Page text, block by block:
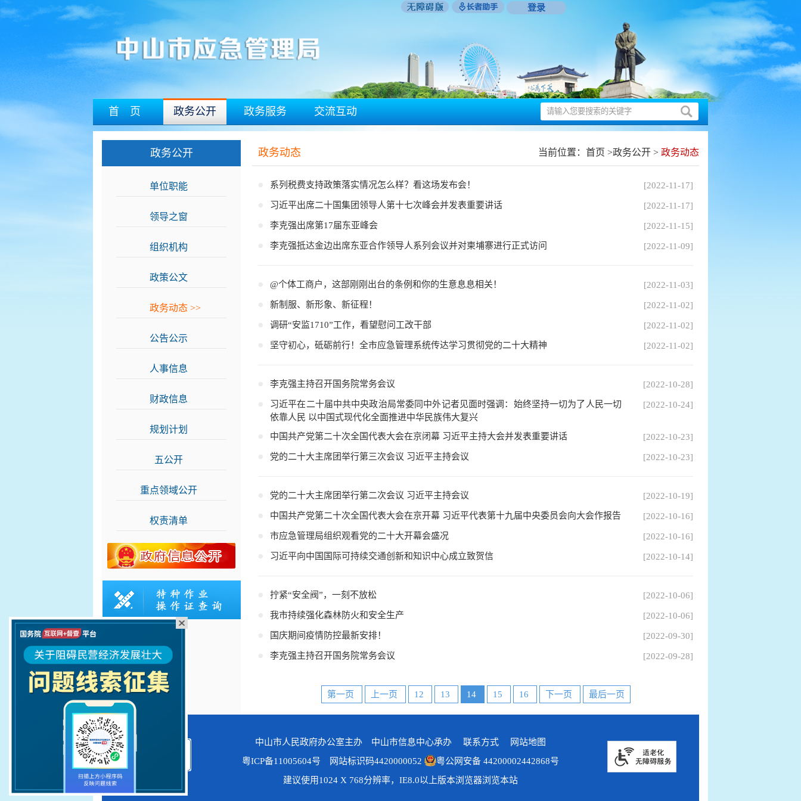
登录
首 页 政务公开 政务服务 交流互动
政务公开
单位职能
领导之窗
组织机构
政策公文
政务动态 >>
公告公示
人事信息
财政信息
规划计划
五公开
重点领域公开
权责清单
政务动态 当前位置： 首页 >政务公开 > 政务动态
系列税费支持政策落实情况怎么样？看这场发布会！ [2022-11-17]
习近平出席二十国集团领导人第十七次峰会并发表重要讲话 [2022-11-17]
李克强出席第17届东亚峰会 [2022-11-15]
李克强抵达金边出席东亚合作领导人系列会议并对柬埔寨进行正式访问 [2022-11-09]
@个体工商户，这部刚刚出台的条例和你的生意息息相关！ [2022-11-03]
新制服、新形象、新征程！ [2022-11-02]
调研“安监1710”工作，看望慰问工改干部 [2022-11-02]
坚守初心，砥砺前行！全市应急管理系统传达学习贯彻党的二十大精神 [2022-11-02]
李克强主持召开国务院常务会议 [2022-10-28]
习近平在二十届中共中央政治局常委同中外记者见面时强调：始终坚持一切为了人民一切
依靠人民 以中国式现代化全面推进中华民族伟大复兴
[2022-10-24]
中国共产党第二十次全国代表大会在京闭幕 习近平主持大会并发表重要讲话 [2022-10-23]
党的二十大主席团举行第三次会议 习近平主持会议 [2022-10-23]
党的二十大主席团举行第二次会议 习近平主持会议 [2022-10-19]
中国共产党第二十次全国代表大会在京开幕 习近平代表第十九届中央委员会向大会作报告 [2022-10-16]
市应急管理局组织观看党的二十大开幕会盛况 [2022-10-16]
习近平向中国国际可持续交通创新和知识中心成立致贺信 [2022-10-14]
拧紧“安全阀”，一刻不放松 [2022-10-06]
我市持续强化森林防火和安全生产 [2022-10-06]
国庆期间疫情防控最新安排！ [2022-09-30]
李克强主持召开国务院常务会议 [2022-09-28]
第一页 上一页 12 13 14 15 16 下一页 最后一页
中山市人民政府办公室主办 中山市信息中心承办 联系方式
网站地图
粤ICP备11005604号 网站标识码4420000052
粤公网安备 44200002442868号
建议使用1024 X 768分辨率，IE8.0以上版本浏览器浏览本站